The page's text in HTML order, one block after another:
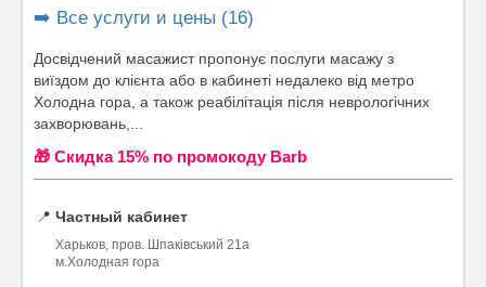
➡️ Все услуги и цены (16)
Досвідчений масажист пропонує послуги масажу з
виїздом до клієнта або в кабинеті недалеко від метро
Холодна гора, а також реабілітація після неврологічних
захворювань,...
🎁 Cкидка 15% по промокоду Barb
📍 Частный кабинет
Харьков, пров. Шпаківський 21а
м.Холодная гора